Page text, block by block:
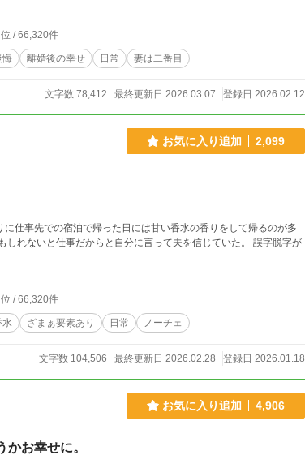
位 / 66,320件
悔 離婚後の幸せ 日常 妻は二番目
文字数 78,412 最終更新日 2026.03.07 登録日 2026.02.12
お気に入り追加 2,099
仕事先での宿泊で帰った日には甘い香水の香りをして帰るのが多
いと仕事だからと自分に言って夫を信じていた。 誤字脱字が
位 / 66,320件
水 ざまぁ要素あり 日常 ノーチェ
文字数 104,506 最終更新日 2026.02.28 登録日 2026.01.18
お気に入り追加 4,906
お幸せに。